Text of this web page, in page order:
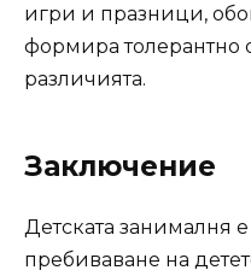
игри и празници,
формира толерантно
различията.
Заключение
Детската занималня
пребиваване на